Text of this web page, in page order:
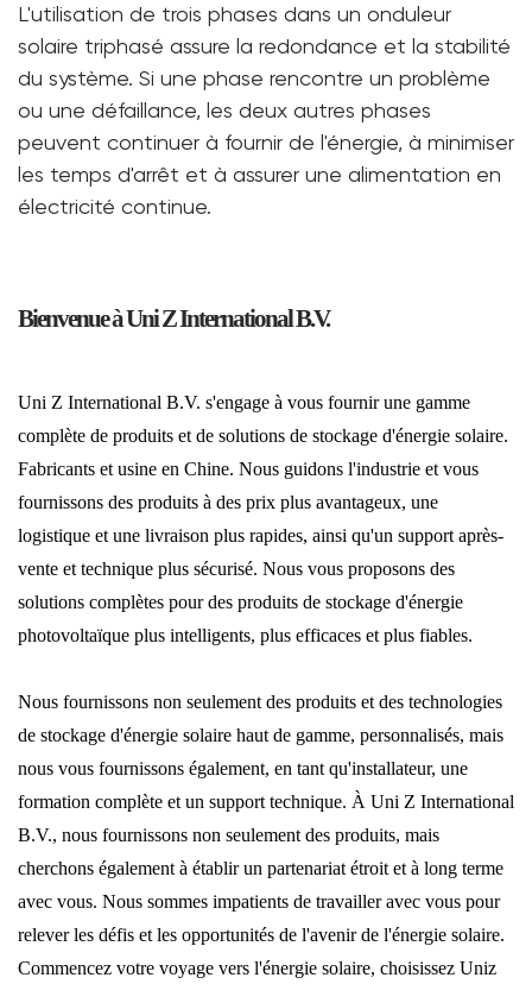
L'utilisation de trois phases dans un onduleur
solaire triphasé assure la redondance et la stabilité
du système. Si une phase rencontre un problème
ou une défaillance, les deux autres phases
peuvent continuer à fournir de l'énergie, à minimiser
les temps d'arrêt et à assurer une alimentation en
électricité continue.
Bienvenue à Uni Z International B.V.
Uni Z International B.V. s'engage à vous fournir une gamme
complète de produits et de solutions de stockage d'énergie solaire.
Fabricants et usine en Chine. Nous guidons l'industrie et vous
fournissons des produits à des prix plus avantageux, une
logistique et une livraison plus rapides, ainsi qu'un support après-
vente et technique plus sécurisé. Nous vous proposons des
solutions complètes pour des produits de stockage d'énergie
photovoltaïque plus intelligents, plus efficaces et plus fiables.
Nous fournissons non seulement des produits et des technologies
de stockage d'énergie solaire haut de gamme, personnalisés, mais
nous vous fournissons également, en tant qu'installateur, une
formation complète et un support technique. À Uni Z International
B.V., nous fournissons non seulement des produits, mais
cherchons également à établir un partenariat étroit et à long terme
avec vous. Nous sommes impatients de travailler avec vous pour
relever les défis et les opportunités de l'avenir de l'énergie solaire.
Commencez votre voyage vers l'énergie solaire, choisissez Uniz